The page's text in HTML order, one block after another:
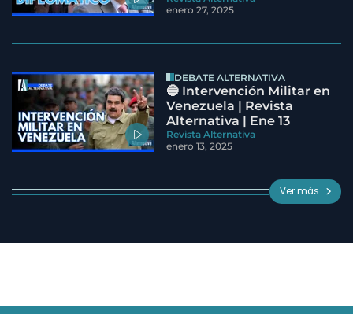
enero 27, 2025
DEBATE ALTERNATIVA
🔵 Intervención Militar en
Venezuela | Revista
Alternativa | Ene 13
Revista Alternativa
enero 13, 2025
Ver más